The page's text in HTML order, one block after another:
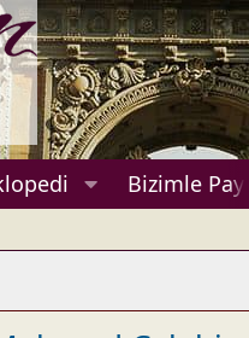
Bizimle